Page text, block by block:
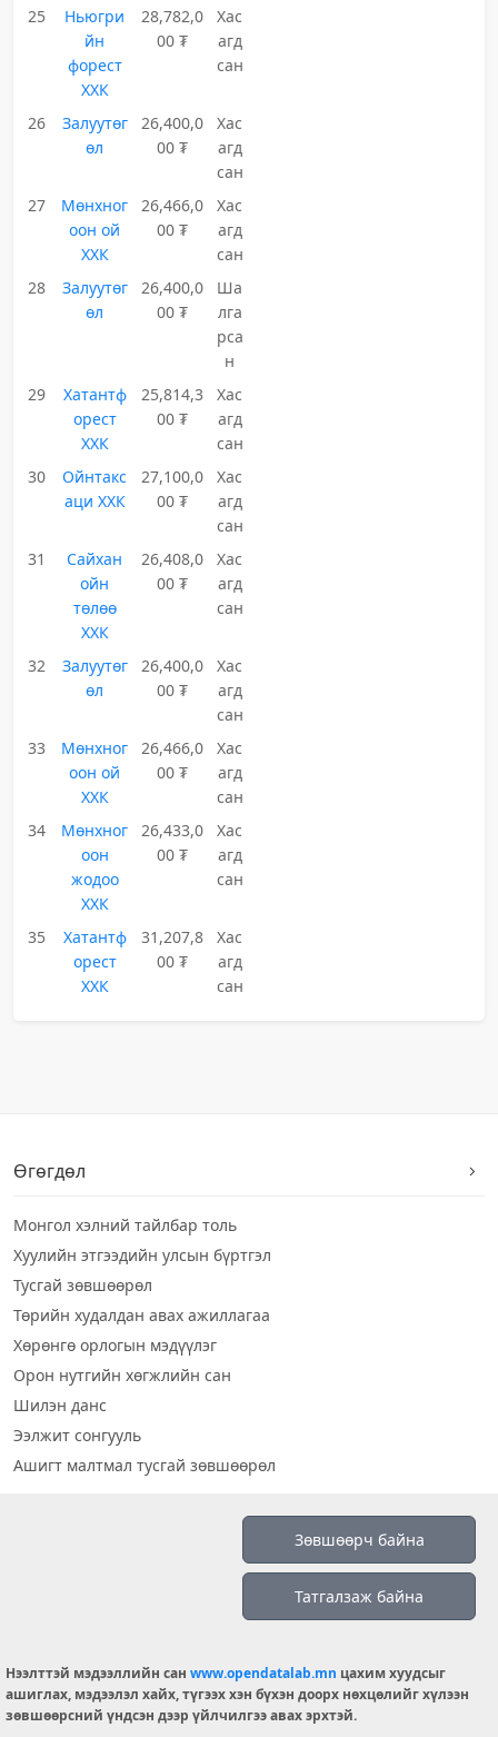
25
Ньюгри
йн
форест
ХХК
28,782,0
00 ₮
Хас
агд
сан
26
Залуутөг
өл
26,400,0
00 ₮
Хас
агд
сан
27
Мөнхног
оон ой
ХХК
26,466,0
00 ₮
Хас
агд
сан
28
Залуутөг
өл
26,400,0
00 ₮
Ша
лга
рса
н
29
Хатантф
орест
ХХК
25,814,3
00 ₮
Хас
агд
сан
30
Ойнтакс
аци ХХК
27,100,0
00 ₮
Хас
агд
сан
31
Сайхан
ойн
төлөө
ХХК
26,408,0
00 ₮
Хас
агд
сан
32
Залуутөг
өл
26,400,0
00 ₮
Хас
агд
сан
33
Мөнхног
оон ой
ХХК
26,466,0
00 ₮
Хас
агд
сан
34
Мөнхног
оон
жодоо
ХХК
26,433,0
00 ₮
Хас
агд
сан
35
Хатантф
орест
ХХК
31,207,8
00 ₮
Хас
агд
сан
Өгөгдөл
Монгол хэлний тайлбар толь
Хуулийн этгээдийн улсын бүртгэл
Тусгай зөвшөөрөл
Төрийн худалдан авах ажиллагаа
Хөрөнгө орлогын мэдүүлэг
Орон нутгийн хөгжлийн сан
Шилэн данс
Ээлжит сонгууль
Ашигт малтмал тусгай зөвшөөрөл
info@opendatalab.mn
© 2026 OPENDATA LAB MONGOLIA.
Зөвшөөрч байна
Татгалзаж байна
Нээлттэй мэдээллийн сан www.opendatalab.mn цахим хуудсыг
ашиглах, мэдээлэл хайх, түгээх хэн бүхэн доорх нөхцөлийг хүлээн
зөвшөөрсний үндсэн дээр үйлчилгээ авах эрхтэй.